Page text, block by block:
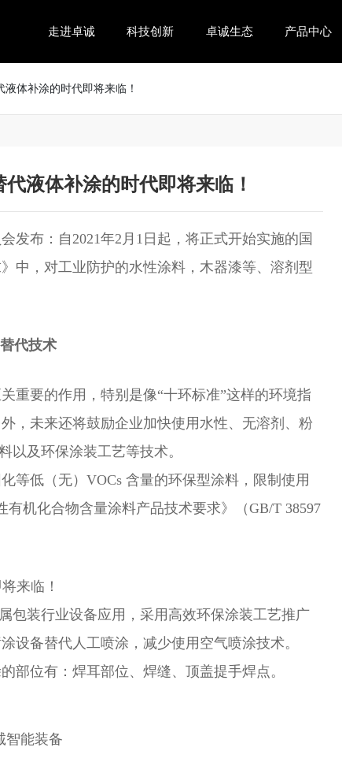
走进卓诚 科技创新 卓诚生态 产品中心
体补涂的时代即将来临！
液体补涂的时代即将来临！
发布：自2021年2月1日起，将正式开始实施的国
中，对工业防护的水性涂料，木器漆等、溶剂型
代技术
重要的作用，特别是像“十环标准”这样的环境指
，未来还将鼓励企业加快使用水性、无溶剂、粉
以及环保涂装工艺等技术。
等低（无）VOCs 含量的环保型涂料，限制使用
机化合物含量涂料产品技术要求》（GB/T 38597
来临！
包装行业设备应用，采用高效环保涂装工艺推广
设备替代人工喷涂，减少使用空气喷涂技术。
部位有：焊耳部位、焊缝、顶盖提手焊点。